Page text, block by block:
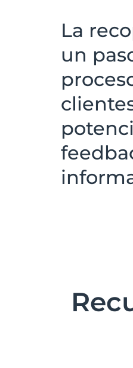
La
un